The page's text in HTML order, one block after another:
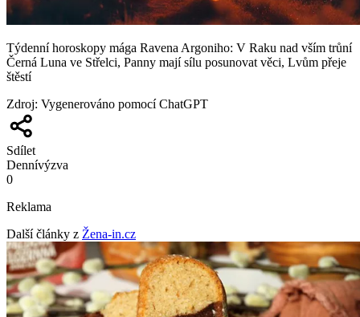
Týdenní horoskopy mága Ravena Argoniho: V Raku nad vším trůní
Černá Luna ve Střelci, Panny mají sílu posunovat věci, Lvům přeje
štěstí
Zdroj: Vygenerováno pomocí ChatGPT
Sdílet
Dennívýzva
0
Reklama
Další články z Žena-in.cz